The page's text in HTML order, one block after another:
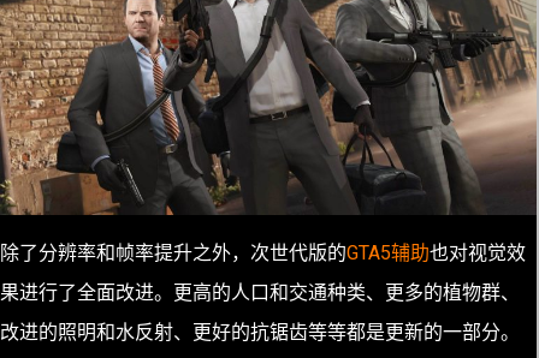
除了分辨率和帧率提升之外，次世代版的GTA5辅助也对视觉效
果进行了全面改进。更高的人口和交通种类、更多的植物群、
改进的照明和水反射、更好的抗锯齿等等都是更新的一部分。